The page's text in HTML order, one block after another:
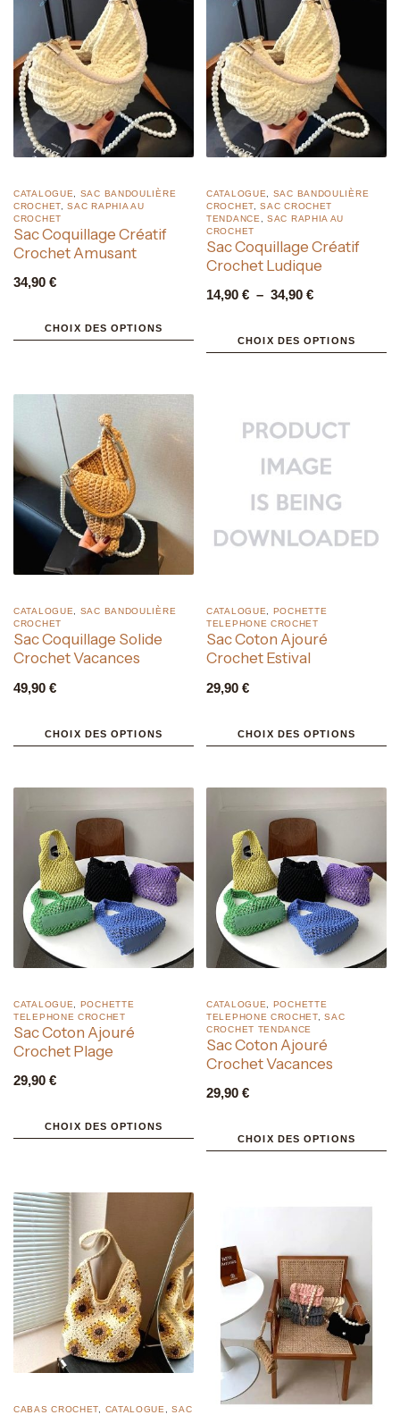
CATALOGUE
SAC BANDOULIÈRE
CROCHET,SAC RAPHIA AU
CROCHET
Sac Coquillage Créatif
Crochet Amusant
34,90 €
CHOIX DES OPTIONS
CATALOGUE
SAC BANDOULIÈRE
CROCHET,SAC CROCHET
TENDANCE
,SAC RAPHIA AU
CROCHET
Sac Coquillage Créatif
Crochet Ludique
14,90 € – 34,90 €
CHOIX DES OPTIONS
CATALOGUE
SAC BANDOULIÈRE
CROCHET
Sac Coquillage Solide
Crochet Vacances
49,90 €
CHOIX DES OPTIONS
CATALOGUE
POCHETTE
TELEPHONE CROCHET
Sac Coton Ajouré
Crochet Estival
29,90 €
CHOIX DES OPTIONS
CATALOGUE
POCHETTE
TELEPHONE CROCHET
Sac Coton Ajouré
Crochet Plage
29,90 €
CHOIX DES OPTIONS
CATALOGUE
POCHETTE
TELEPHONE CROCHET,SAC
CROCHET TENDANCE
Sac Coton Ajouré
Crochet Vacances
29,90 €
CHOIX DES OPTIONS
CABAS CROCHET CATALOGUE ,SAC